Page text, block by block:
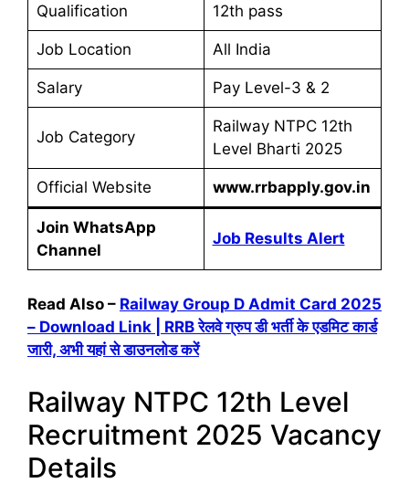
Qualification 12th pass
Job Location All India
Salary Pay Level-3 & 2
Job Category
Railway NTPC 12th
Level Bharti 2025
Official Website www.rrbapply.gov.in
Join WhatsApp
Channel
Job Results Alert
Read Also – Railway Group D Admit Card 2025
– Download Link | RRB रेलवे ग्रुप डी भर्ती के एडमिट कार्ड
जारी, अभी यहां से डाउनलोड करें
Railway NTPC 12th Level
Recruitment 2025 Vacancy
Details